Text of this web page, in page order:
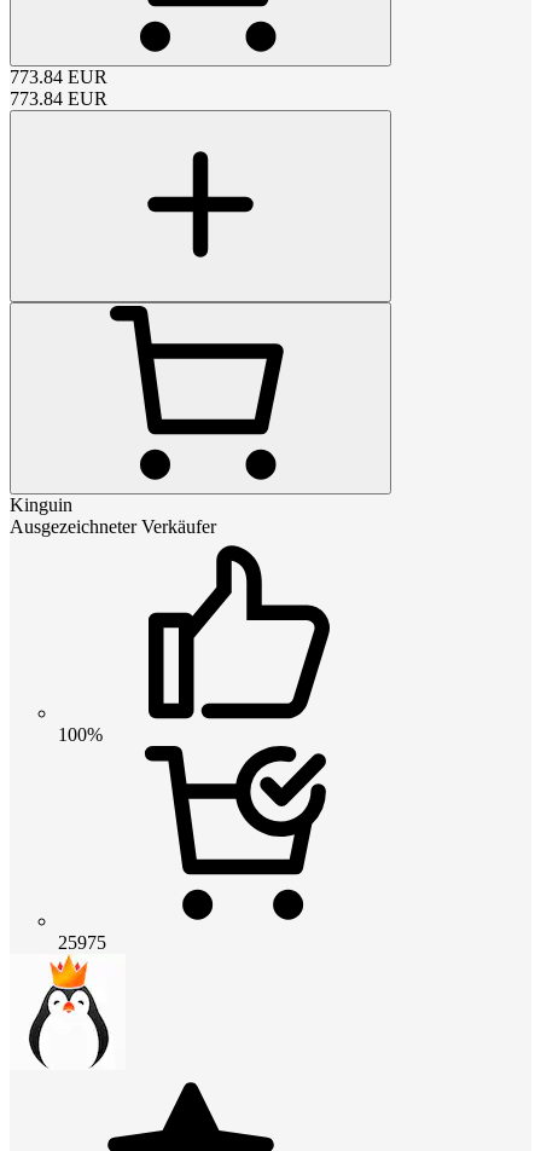
773.84 EUR
773.84 EUR
Kinguin
Ausgezeichneter Verkäufer
100%
25975